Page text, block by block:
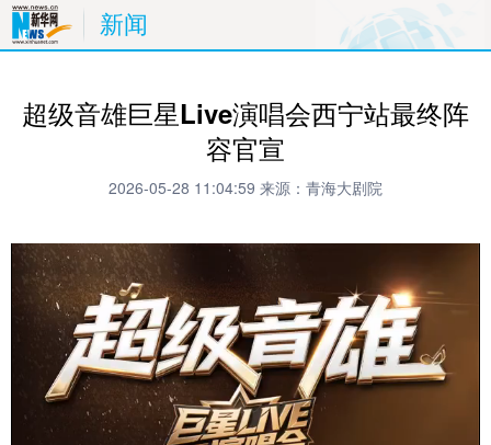
新闻
超级音雄巨星Live演唱会西宁站最终阵
容官宣
2026-05-28 11:04:59 来源：青海大剧院